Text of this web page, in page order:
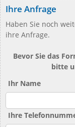
Ihre Anfrage
Haben Sie noch
ihre Anfrage.
Bevor Sie das
bitte
Ihr Name
Ihre